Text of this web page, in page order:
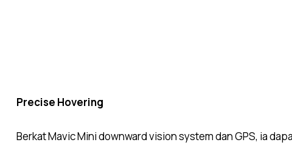
Precise Hovering
Berkat Mavic Mini downward vision system dan GPS, ia